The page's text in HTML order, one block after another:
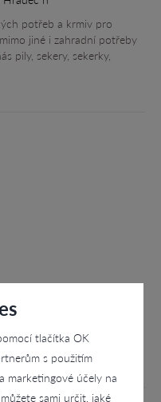
tlačítka OK
s použitím
marketingové účely na
sami určit, jaké
potřeb a krmiv pro
jiné i zahradní potřeby
pily, sekery, sekerky,